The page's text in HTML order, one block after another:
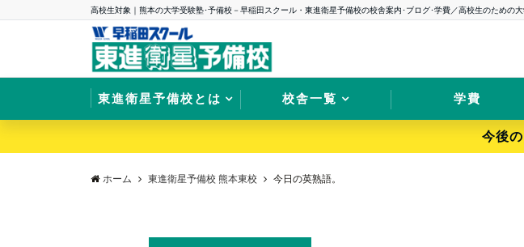
高校生対象｜熊本の大学受験塾･予備校－早稲田スクール・東進衛星予備校の校舎案内･ブログ･学費／高校生のための
東進衛星予備校とは 校舎一覧 学費
今後
ホーム 東進衛星予備校 熊本東校 今日の英熟語。